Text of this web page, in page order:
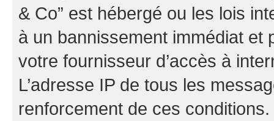
& Co” est hébergé ou les lois
à un bannissement immédiat et
votre fournisseur d’accès à
L’adresse IP de tous les
renforcement de ces